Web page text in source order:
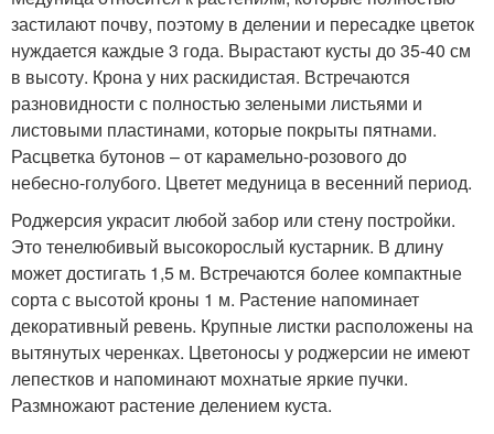
застилают почву, поэтому в делении и пересадке цветок
нуждается каждые 3 года. Вырастают кусты до 35-40 см
в высоту. Крона у них раскидистая. Встречаются
разновидности с полностью зелеными листьями и
листовыми пластинами, которые покрыты пятнами.
Расцветка бутонов – от карамельно-розового до
небесно-голубого. Цветет медуница в весенний период.
Роджерсия украсит любой забор или стену постройки.
Это тенелюбивый высокорослый кустарник. В длину
может достигать 1,5 м. Встречаются более компактные
сорта с высотой кроны 1 м. Растение напоминает
декоративный ревень. Крупные листки расположены на
вытянутых черенках. Цветоносы у роджерсии не имеют
лепестков и напоминают мохнатые яркие пучки.
Размножают растение делением куста.